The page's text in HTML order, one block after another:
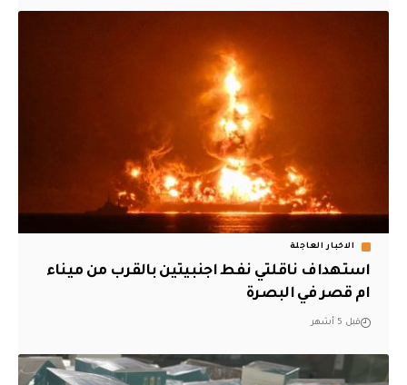
الاخبار العاجلة
استهداف ناقلتي نفط اجنبيتين بالقرب من ميناء
ام قصر في البصرة
قبل 5 أشهر